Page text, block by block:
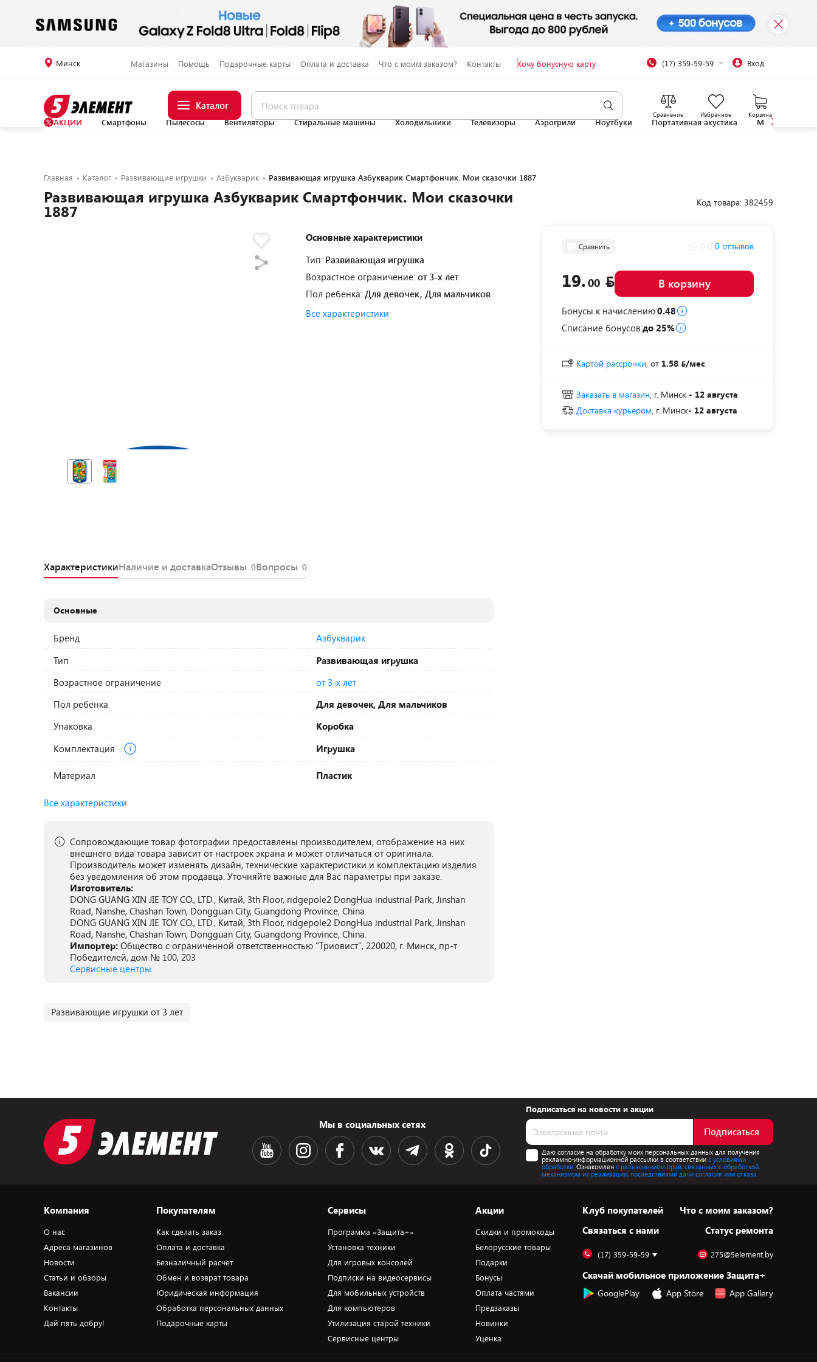
Минск Магазины Помощь Подарочные карты Оплата и доставка Что с моим заказом? Контакты Хочу бонусную карту (17) 359-59-59 Вход
Каталог
Сравнение Избранное Корзина
АКЦИИ Смартфоны Пылесосы Вентиляторы Стиральные машины Холодильники Телевизоры Аэрогрили Ноутбуки Портативная акустика
Главная Каталог Развивающие игрушки Азбукварик Развивающая игрушка Азбукварик Смартфончик. Мои сказочки 1887
Развивающая игрушка Азбукварик Смартфончик. Мои сказочки
1887
Основные характеристики
Тип: Развивающая игрушка
Возрастное ограничение: от 3-х лет
Пол ребенка: Для девочек, Для мальчиков
Все характеристики
Код товара: 382459
Сравнить 0 отзывов
19.00 В корзину
Бонусы к начислению:0.48
Списание бонусов:до 25%
Картой рассрочки, от 1.58 /мес
Заказать в магазин, г. Минск - 12 августа
Доставка курьером, г. Минск- 12 августа
ХарактеристикиНаличие и доставкаОтзывы 0Вопросы 0
Основные
Бренд
Азбукварик
Тип
Развивающая игрушка
Возрастное ограничение
от 3-х лет
Пол ребенка
Для девочек, Для мальчиков
Упаковка
Коробка
Комплектация
Игрушка
Материал Пластик
Все характеристики
Сопровождающие товар фотографии предоставлены производителем, отображение на них
внешнего вида товара зависит от настроек экрана и может отличаться от оригинала.
Производитель может изменять дизайн, технические характеристики и комплектацию изделия
без уведомления об этом продавца. Уточняйте важные для Вас параметры при заказе.
Изготовитель:
DONG GUANG XIN JIE TOY CO., LTD., Китай, 3th Floor, ridgepole2 DongHua industrial Park, Jinshan
Road, Nanshe, Chashan Town, Dongguan City, Guangdong Province, China.
DONG GUANG XIN JIE TOY CO., LTD., Китай, 3th Floor, ridgepole2 DongHua industrial Park, Jinshan
Road, Nanshe, Chashan Town, Dongguan City, Guangdong Province, China.
Импортер: Общество с ограниченной ответственностью "Триовист", 220020, г. Минск, пр-т
Победителей, дом № 100, 203
Сервисные центры
Развивающие игрушки от 3 лет
Мы в социальных сетях
Подписаться на новости и акции
Подписаться
Даю согласие на обработку моих персональных данных для получения
рекламно-информационной рассылки в соответствиис условиями
обработки. Ознакомлен с разъяснением прав, связанных с обработкой,
механизмом их реализации, последствиями дачи согласия или отказа.
Компания
О нас
Адреса магазинов
Новости
Статьи и обзоры
Вакансии
Контакты
Дай пять добру!
Покупателям
Как сделать заказ
Оплата и доставка
Безналичный расчёт
Обмен и возврат товара
Юридическая информация
Обработка персональных данных
Подарочные карты
Сервисы
Программа «Защита+»
Установка техники
Для игровых консолей
Подписки на видеосервисы
Для мобильных устройств
Для компьютеров
Утилизация старой техники
Сервисные центры
Акции
Скидки и промокоды
Белорусские товары
Подарки
Бонусы
Оплата частями
Предзаказы
Новинки
Уценка
Клуб покупателей
Cвязаться с нами
Что с моим заказом?
Статус ремонта
(17) 359-59-59 275@5element.by
Скачай мобильное приложение Защита+
GooglePlay App Store App Gallery